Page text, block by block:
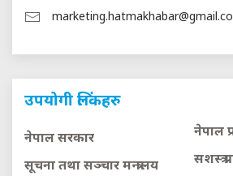
उपयोगी लिंकहरु
नेपाल सरकार
सूचना तथा सञ्चार मन्त्रालय
नेपाल
सशस्त्र